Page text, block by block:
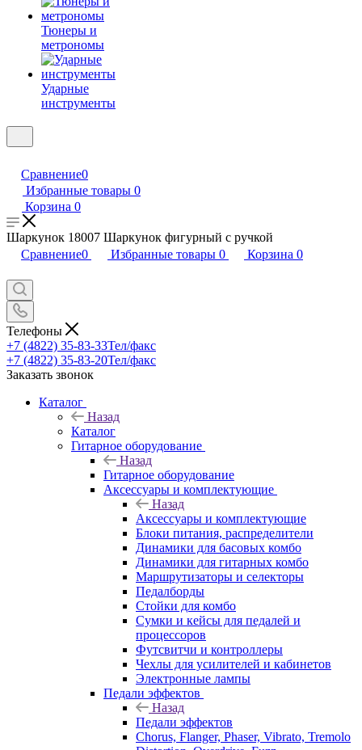
Тюнеры и
метрономы
Ударные
инструменты
Сравнение0
Избранные товары 0
Корзина 0
Шаркунок 18007 Шаркунок фигурный с ручкой
Сравнение0 Избранные товары 0 Корзина 0
Телефоны
+7 (4822) 35-83-33Тел/факс
+7 (4822) 35-83-20Тел/факс
Заказать звонок
Каталог
Назад
Каталог
Гитарное оборудование
Назад
Гитарное оборудование
Аксессуары и комплектующие
Назад
Аксессуары и комплектующие
Блоки питания, распределители
Динамики для басовых комбо
Динамики для гитарных комбо
Маршрутизаторы и селекторы
Педалборды
Стойки для комбо
Сумки и кейсы для педалей и
процессоров
Футсвитчи и контроллеры
Чехлы для усилителей и кабинетов
Электронные лампы
Педали эффектов
Назад
Педали эффектов
Chorus, Flanger, Phaser, Vibrato, Tremolo